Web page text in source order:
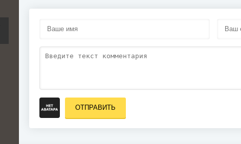
ОТПРАВИТЬ